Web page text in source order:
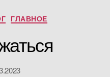
ГЛАВНОЕ